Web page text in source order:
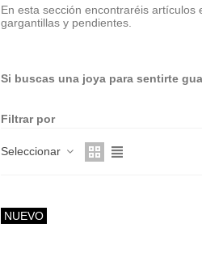
En esta sección encontraréis artículos
gargantillas y pendientes.
Si buscas una joya para sentirte
Filtrar por
Seleccionar
NUEVO